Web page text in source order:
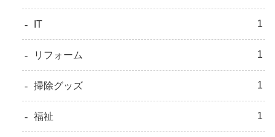
IT 1
リフォーム 1
掃除グッズ 1
福祉 1